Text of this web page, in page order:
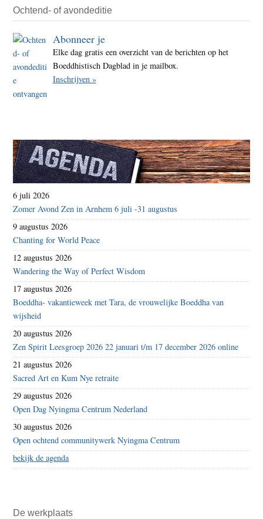
Ochtend- of avondeditie
Abonneer je
Elke dag gratis een overzicht van de berichten op het
Boeddhistisch Dagblad in je mailbox.
Inschrijven »
6 juli 2026
Zomer Avond Zen in Arnhem 6 juli -31 augustus
9 augustus 2026
Chanting for World Peace
12 augustus 2026
Wandering the Way of Perfect Wisdom
17 augustus 2026
Boeddha- vakantieweek met Tara, de vrouwelijke Boeddha van
wijsheid
20 augustus 2026
Zen Spirit Leesgroep 2026 22 januari t/m 17 december 2026 online
21 augustus 2026
Sacred Art en Kum Nye retraite
29 augustus 2026
Open Dag Nyingma Centrum Nederland
30 augustus 2026
Open ochtend communitywerk Nyingma Centrum
bekijk de agenda
De werkplaats